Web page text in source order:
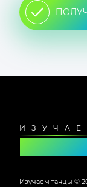
Футер
сайта
Изучаем танцы ©